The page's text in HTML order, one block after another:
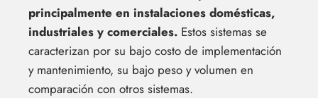
principalmente en instalaciones domésticas,
industriales y comerciales. Estos sistemas se
caracterizan por su bajo costo de implementación
y mantenimiento, su bajo peso y volumen en
comparación con otros sistemas.